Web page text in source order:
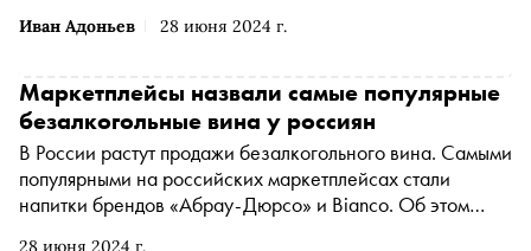
Иван Адоньев 28 июня 2024 г.
28 июня 2024 г.
Маркетплейсы назвали самые популярные
безалкогольные вина у россиян
В России растут продажи безалкогольного вина. Самыми
популярными на российских маркетплейсах стали
напитки брендов «Абрау-Дюрсо» и Bianco. Об этом